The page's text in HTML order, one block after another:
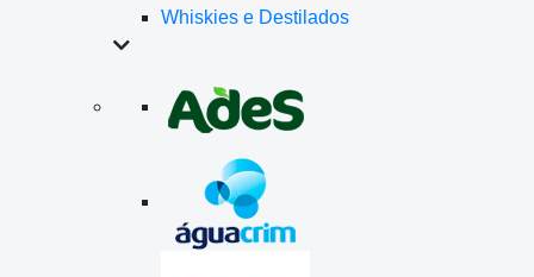
Whiskies e Destilados